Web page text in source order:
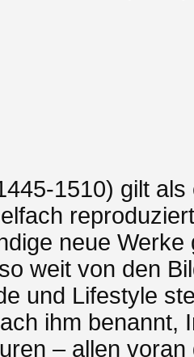
1510) gilt
neue
weit von den
und Lifestyle
ihm
– allen voran